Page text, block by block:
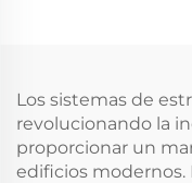
Los sistemas de
revolucionando la
proporcionar un
edificios modernos.